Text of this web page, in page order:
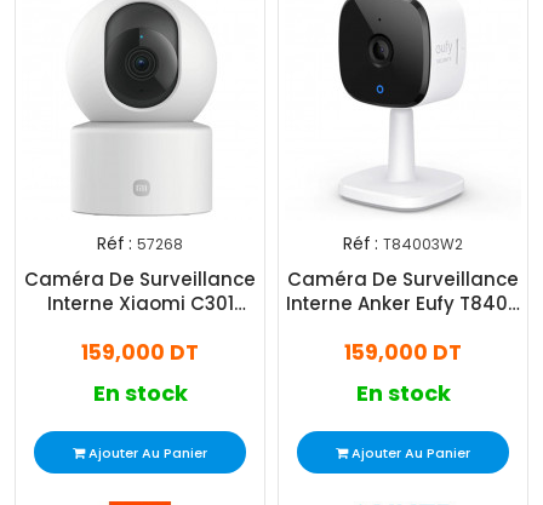
Réf : 57268
Caméra De Surveillance
Interne Xiaomi C301
159,000 DT
En stock
Ajouter Au Panier
Réf : T84003W2
Caméra De Surveillance
Interne Anker Eufy T8400
159,000 DT
En stock
Ajouter Au Panier